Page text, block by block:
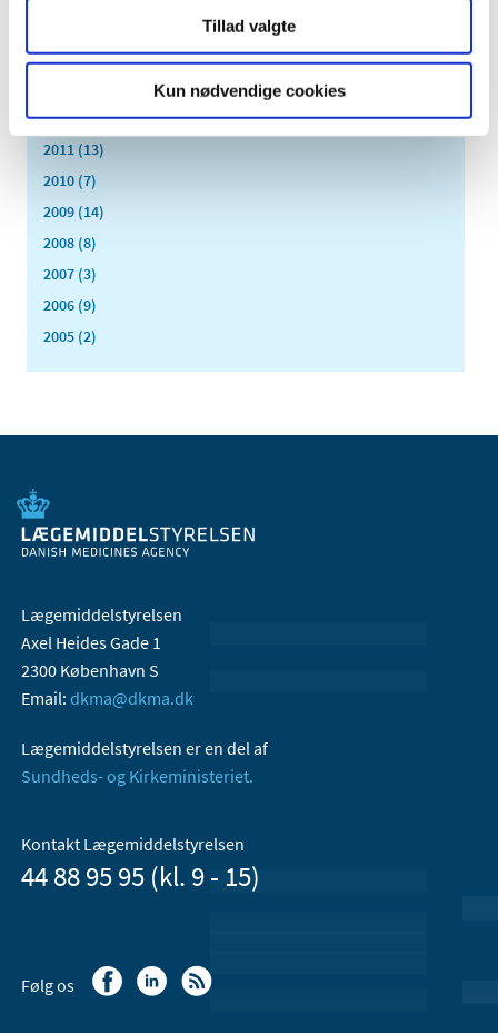
Tillad valgte
Kun nødvendige cookies
2014 (44)
2012 (44)
2011 (13)
2010 (7)
2009 (14)
2008 (8)
2007 (3)
2006 (9)
2005 (2)
Lægemiddelstyrelsen
Axel Heides Gade 1
2300 København S
Email: dkma@dkma.dk
Lægemiddelstyrelsen er en del af
Sundheds- og Kirkeministeriet.
Kontakt Lægemiddelstyrelsen
44 88 95 95 (kl. 9 - 15)
Følg os